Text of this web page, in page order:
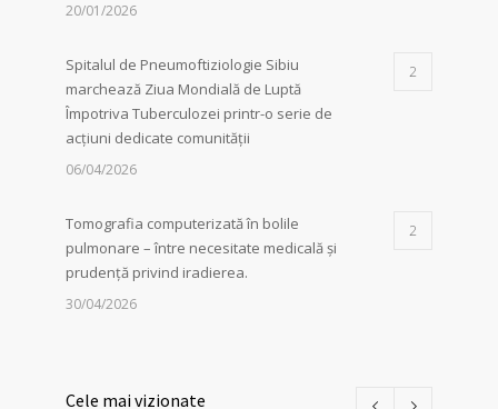
20/01/2026
Spitalul de Pneumoftiziologie Sibiu
marchează Ziua Mondială de Luptă
Împotriva Tuberculozei printr-o serie de
acțiuni dedicate comunității
2
06/04/2026
Tomografia computerizată în bolile
pulmonare – între necesitate medicală și
prudență privind iradierea.
2
30/04/2026
Cele mai vizionate